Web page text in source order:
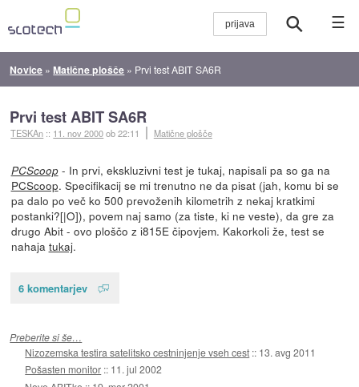
☰
Novice »Matične plošče » Prvi test ABIT SA6R
Prvi test ABIT SA6R
TESKAn :: 11. nov 2000ob 22:11 Matične plošče
PCScoop- In prvi, ekskluzivni test je tukaj, napisali pa so ga na
PCScoop. Specifikacij se mi trenutno ne da pisat (jah, komu bi se
pa dalo po več ko 500 prevoženih kilometrih z nekaj kratkimi
postanki?[|O]), povem naj samo (za tiste, ki ne veste), da gre za
drugo Abit - ovo ploščo z i815E čipovjem. Kakorkoli že, test se
nahaja tukaj.
6 komentarjev
Preberite si še…
Nizozemska testira satelitsko cestninjenje vseh cest :: 13. avg 2011
Pošasten monitor :: 11. jul 2002